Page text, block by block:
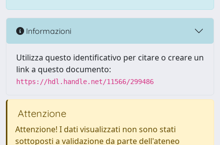
Informazioni
Utilizza questo identificativo per citare o creare un
link a questo documento:
https://hdl.handle.net/11566/299486
Attenzione
Attenzione! I dati visualizzati non sono stati
sottoposti a validazione da parte dell'ateneo